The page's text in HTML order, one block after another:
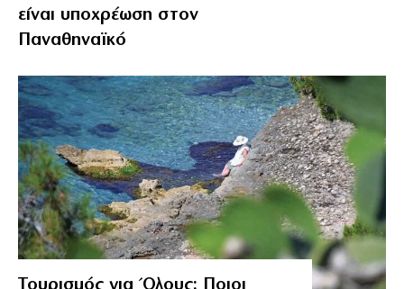
είναι υποχρέωση στον
Παναθηναϊκό